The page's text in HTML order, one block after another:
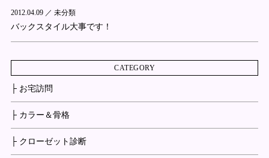
2012.04.09 ／ 未分類
バックスタイル大事です！
CATEGORY
├ お宅訪問
├ カラー＆骨格
├ クローゼット診断